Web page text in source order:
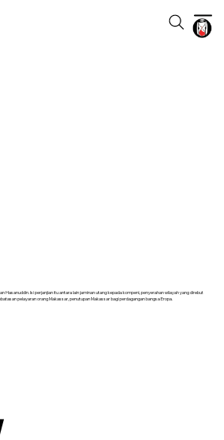
Hasanuddin. Isi perjanjian itu antara lain jaminan utang kepada kompeni, penyerahan wilayah yang direbut
pelayaran orang Makassar, penutupan Makassar bagi perdagangan bangsa Eropa.